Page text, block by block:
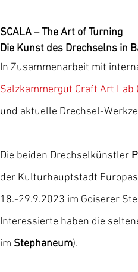
SCALA – The Art of Turning
Die Kunst des Drechselns in
In Zusammenarbeit mit
Salzkammergut Craft Art Lab
und aktuelle Drechsel-
Die beiden Drechselkünstler
der Kulturhauptstadt
18.-29.9.2023 im Goiserer
Interessierte haben die
im Stephaneum).